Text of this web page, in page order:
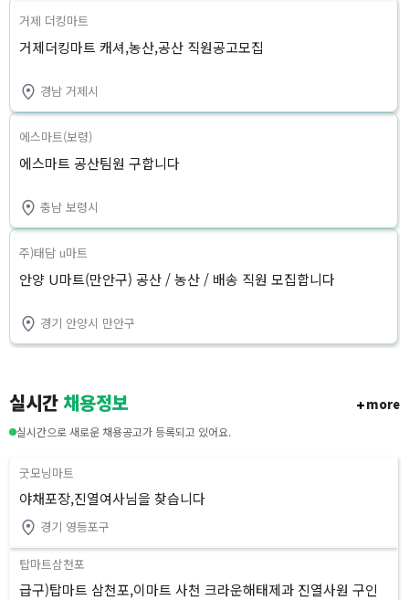
거제 더킹마트
거제더킹마트 캐셔,농산,공산 직원공고모집
경남 거제시
에스마트(보령)
에스마트 공산팀원 구합니다
충남 보령시
주)태담 u마트
안양 U마트(만안구) 공산 / 농산 / 배송 직원 모집합니다
경기 안양시 만안구
실시간채용정보 more
실시간으로 새로운 채용공고가 등록되고 있어요.
굿모닝마트
야채포장,진열여사님을 찾습니다
경기 영등포구
탑마트삼천포
급구)탑마트 삼천포,이마트 사천 크라운해태제과 진열사원 구인